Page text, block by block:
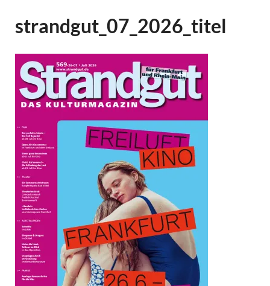
strandgut_07_2026_titel